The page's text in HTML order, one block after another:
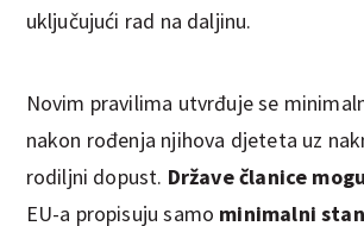
uključujući rad na daljinu.
Novim pravilima utvrđuje se
nakon rođenja njihova djeteta uz
rodiljni dopust. Države članice
EU-a propisuju samo minimalni